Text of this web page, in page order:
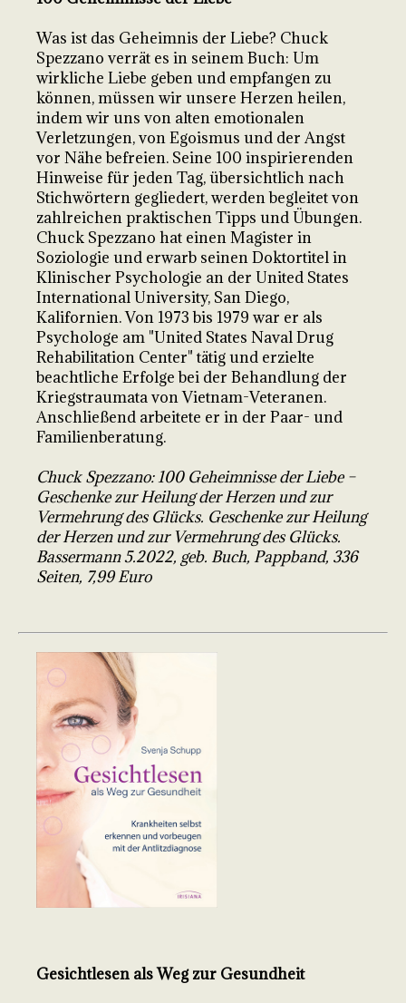
Was ist das Geheimnis der Liebe? Chuck
Spezzano verrät es in seinem Buch: Um
wirkliche Liebe geben und empfangen zu
können, müssen wir unsere Herzen heilen,
indem wir uns von alten emotionalen
Verletzungen, von Egoismus und der Angst
vor Nähe befreien. Seine 100 inspirierenden
Hinweise für jeden Tag, übersichtlich nach
Stichwörtern gegliedert, werden begleitet von
zahlreichen praktischen Tipps und Übungen.
Chuck Spezzano hat einen Magister in
Soziologie und erwarb seinen Doktortitel in
Klinischer Psychologie an der United States
International University, San Diego,
Kalifornien. Von 1973 bis 1979 war er als
Psychologe am "United States Naval Drug
Rehabilitation Center" tätig und erzielte
beachtliche Erfolge bei der Behandlung der
Kriegstraumata von Vietnam-Veteranen.
Anschließend arbeitete er in der Paar- und
Familienberatung.
Chuck Spezzano: 100 Geheimnisse der Liebe –
Geschenke zur Heilung der Herzen und zur
Vermehrung des Glücks. Geschenke zur Heilung
der Herzen und zur Vermehrung des Glücks.
Bassermann 5.2022, geb. Buch, Pappband, 336
Seiten, 7,99 Euro
Gesichtlesen als Weg zur Gesundheit